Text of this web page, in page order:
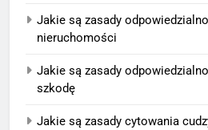
Jakie są zasady
nieruchomości
Jakie są zasady
szkodę
Jakie są zasady cytowania